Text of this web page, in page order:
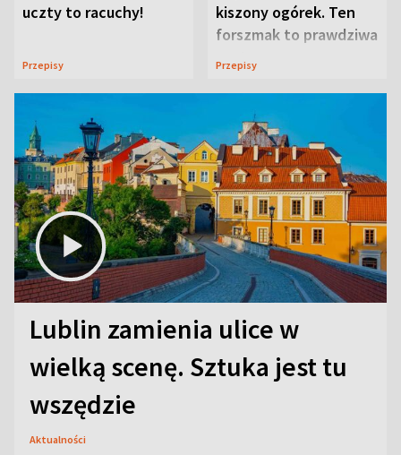
uczty to racuchy!
Przepisy
kiszony ogórek. Ten
forszmak to prawdziwa
uczta
Przepisy
Lublin zamienia ulice w
wielką scenę. Sztuka jest tu
wszędzie
Aktualności